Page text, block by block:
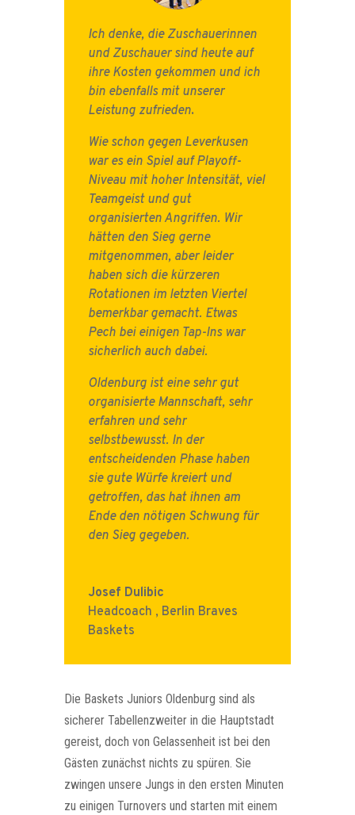
Ich denke, die Zuschauerinnen
und Zuschauer sind heute auf
ihre Kosten gekommen und ich
bin ebenfalls mit unserer
Leistung zufrieden.
Wie schon gegen Leverkusen
war es ein Spiel auf Playoff-
Niveau mit hoher Intensität, viel
Teamgeist und gut
organisierten Angriffen. Wir
hätten den Sieg gerne
mitgenommen, aber leider
haben sich die kürzeren
Rotationen im letzten Viertel
bemerkbar gemacht. Etwas
Pech bei einigen Tap-Ins war
sicherlich auch dabei.
Oldenburg ist eine sehr gut
organisierte Mannschaft, sehr
erfahren und sehr
selbstbewusst. In der
entscheidenden Phase haben
sie gute Würfe kreiert und
getroffen, das hat ihnen am
Ende den nötigen Schwung für
den Sieg gegeben.
Josef Dulibic
Headcoach , Berlin Braves
Baskets
Die Baskets Juniors Oldenburg sind als
sicherer Tabellenzweiter in die Hauptstadt
gereist, doch von Gelassenheit ist bei den
Gästen zunächst nichts zu spüren. Sie
zwingen unsere Jungs in den ersten Minuten
zu einigen Turnovers und starten mit einem